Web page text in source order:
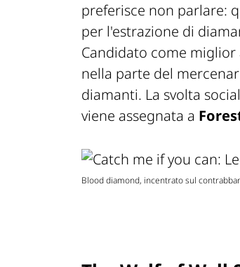
preferisce non parlare:
per l'estrazione di
Candidato come
nella parte del
diamanti. La svolta
viene assegnata a
Blood diamond, incentrato sul